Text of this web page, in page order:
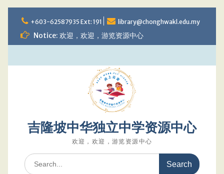
to
content
+603-62587935 Ext: 191 library@chonghwakl.edu.my
Notice: 欢迎，欢迎，游览资源中心
吉隆坡中华独立中学资源中心
欢迎，欢迎，游览资源中心
Search
for: